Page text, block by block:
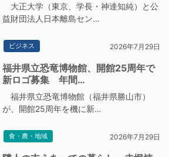
大正大学（東京、学長・神達知純）と公
益財団法人日本離島セン…
ビジネス 2026年7月29日
福井県立恐竜博物館、開館25周年で
新ロゴ募集 年間…
福井県立恐竜博物館（福井県勝山市）
が、開館25周年を機に新…
食・農・地域 2026年7月29日